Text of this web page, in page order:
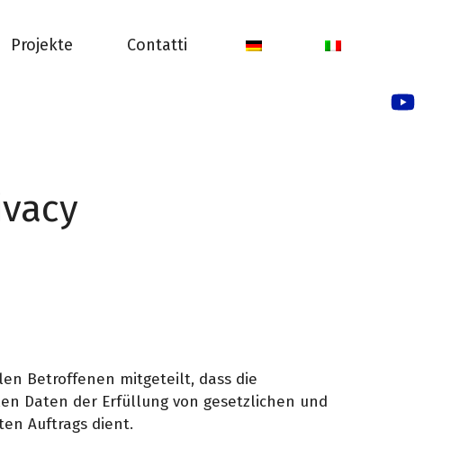
Projekte Contatti
Betroffenen mitgeteilt, dass die
Daten der Erfüllung von gesetzlichen und
Auftrags dient.